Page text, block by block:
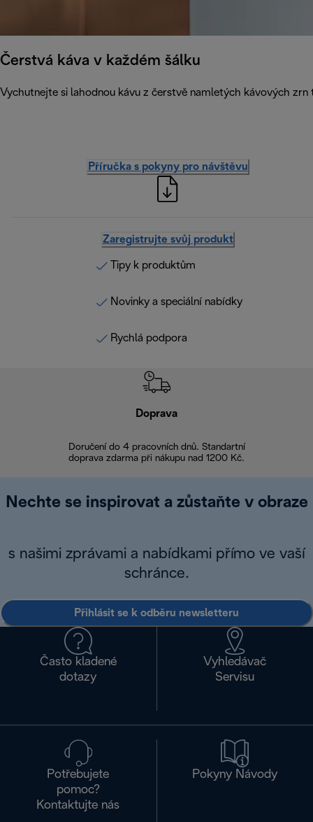
Čerstvá káva v každém šálku
Vychutnejte si lahodnou kávu z čerstvě namletých kávových
Příručka s pokyny pro návštěvu
Zaregistrujte svůj produkt
Tipy k produktům
Novinky a speciální nabídky
Rychlá podpora
Doprava
Doručení do 4 pracovních dnů. Standartní
doprava zdarma při nákupu nad 1200 Kč.
Nechte se inspirovat a zůstaňte v obraze
s našimi zprávami a nabídkami přímo ve vaší
schránce.
Přihlásit se k odběru newsletteru
Často kladené
dotazy
Vyhledávač
Servisu
Potřebujete
pomoc?
Kontaktujte nás
Pokyny Návody